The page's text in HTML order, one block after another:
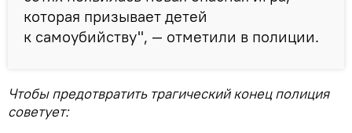
которая призывает детей
к самоубийству", — отметили в полиции.
Чтобы предотвратить трагический конец полиция
советует: